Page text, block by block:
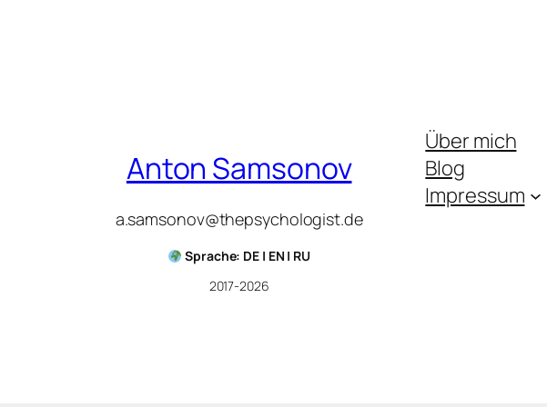
Anton Samsonov
a.samsonov@thepsychologist.de
Sprache: DE | EN | RU
2017-2026
Über mich
Blog
Impressum